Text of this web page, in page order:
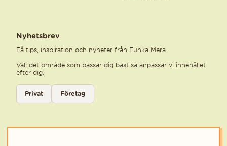
Nyhetsbrev
Få tips, inspiration och nyheter från Funka Mera.
Välj det område som passar dig bäst så anpassar vi innehållet
efter dig.
Välj kategori för nyhetsbrev
Privat
Företag